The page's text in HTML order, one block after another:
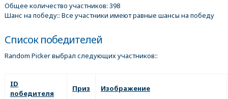
Общее количество участников: 398
Шанс на победу:: Все участники имеют равные шансы на победу
Список победителей
Random Picker выбрал следующих участников::
ID
победителя
Приз Изображение